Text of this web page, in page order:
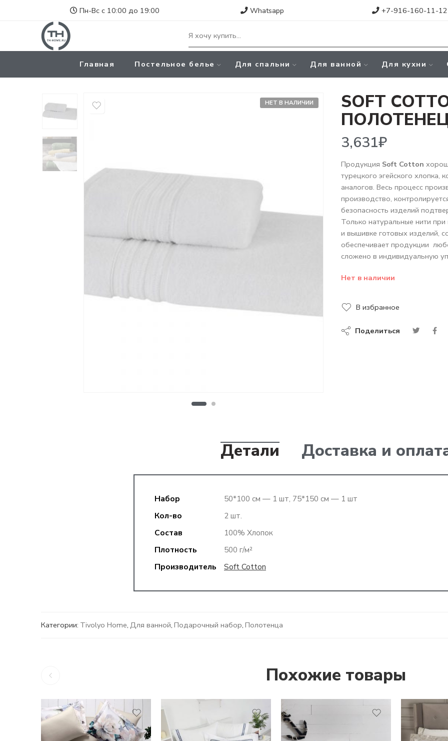
Пн-Вс с 10:00 до 19:00 Whatsapp +7-916-160-11-12
Главная Постельное белье Для спальни Для ванной Для кухни
НЕТ В НАЛИЧИИ SOFT
3,631₽
Продукция Soft Cotton
турецкого эгейского хлопка,
аналогов. Весь процесс
производство,
безопасность изделий
Только натуральные нити
и вышивке готовых изделий,
обеспечивает продукции
сложено в индивидуальную
Нет в наличии
В избранное
Поделиться
Детали Доставка и
Набор
50*100 см — 1 шт, 75*150 см — 1 шт
Кол-во
2 шт.
Состав
100% Хлопок
Плотность
500 г/м²
Производитель
Soft Cotton
Категории: Tivolyo Home, Для ванной, Подарочный набор, Полотенца
Похожие товары